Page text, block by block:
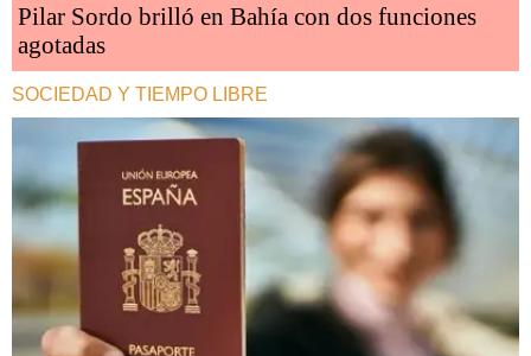
Pilar Sordo brilló en Bahía con dos funciones
agotadas
SOCIEDAD Y TIEMPO LIBRE